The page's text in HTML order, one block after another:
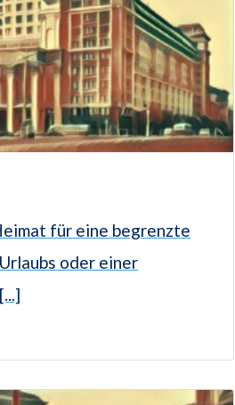
für eine begrenzte
oder einer